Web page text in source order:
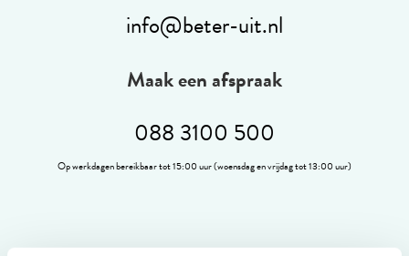
info@beter-uit.nl
Maak een afspraak
088 3100 500
Op werkdagen bereikbaar tot 15:00 uur (woensdag en vrijdag tot 13:00 uur)